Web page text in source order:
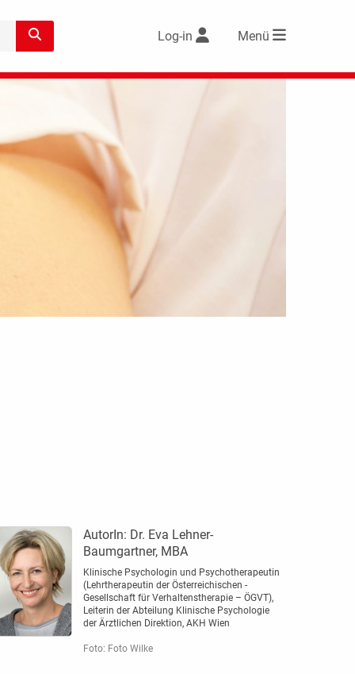
Log-in Menü
AutorIn: Dr. Eva Lehner-
Baumgartner, MBA
Klinische Psychologin und Psychotherapeutin
(Lehrtherapeutin der Österreichischen ­
Gesellschaft für Verhaltenstherapie – ÖGVT),
Leiterin der Abteilung Klinische ­Psychologie
der Ärztlichen Direktion, AKH Wien
Foto: Foto Wilke